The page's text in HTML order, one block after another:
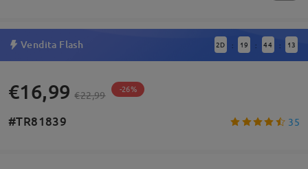
Vendita Flash 2D : 19 : 44 : 12
€16,99 €22,99 -26%
#TR81839 35